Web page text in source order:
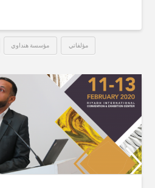
مؤسسة هنداوي مؤلفاتي